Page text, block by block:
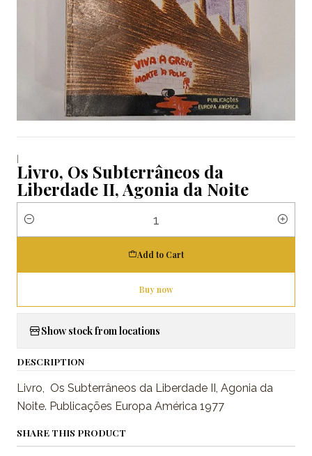
|
Livro, Os Subterrâneos da
Liberdade II, Agonia da Noite
Quantity
Add to Cart
Buy now
Show stock from locations
DESCRIPTION
Livro, Os Subterrâneos da Liberdade II, Agonia da
Noite. Publicações Europa América 1977
SHARE THIS PRODUCT